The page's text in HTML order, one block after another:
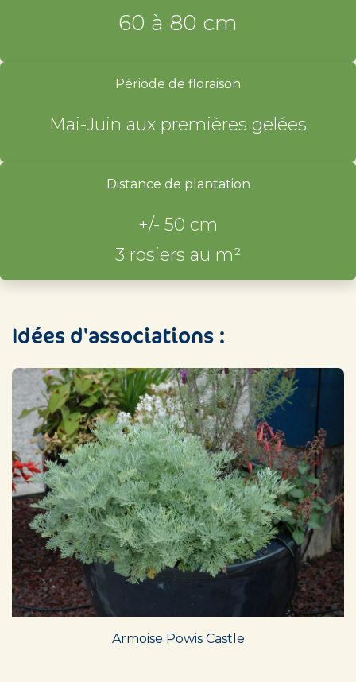
60 à 80 cm
Période de floraison
Mai-Juin aux premières gelées
Distance de plantation
+/- 50 cm
3 rosiers au m²
Idées d'associations :
Armoise Powis Castle